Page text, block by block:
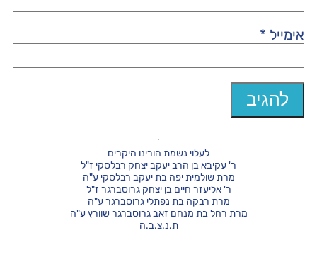
אימייל *
לעלוי נשמת הורינו היקרים
ר' עקיבא בן הרב יעקב יצחק רבלסקי ז"ל
מרת שולמית יפה בת יעקב רבלסקי ע"ה
ר' אליעזר חיים בן יצחק גרוסברגר ז"ל
מרת רבקה בת נפתלי גרוסברגר ע"ה
מרת רחל בת מנחם זאב גרוסברגר שוורץ ע"ה
ת.נ.צ.ב.ה